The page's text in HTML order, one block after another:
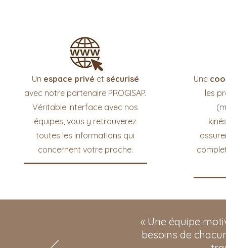
Un espace privé et sécurisé
avec notre partenaire PROGISAP.
Véritable interface avec nos
équipes, vous y retrouverez
toutes les informations qui
concernent votre proche.
Une
les
« Une équipe
besoins de